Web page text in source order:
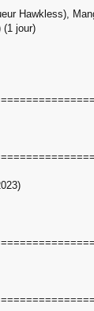
Hawkless),
(1 jour)